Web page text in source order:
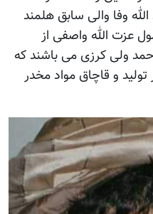
وفا والی سابق هلمند
عزت الله واصفی از
ولی کرزی می باشند که
و قاچاق مواد مخدر